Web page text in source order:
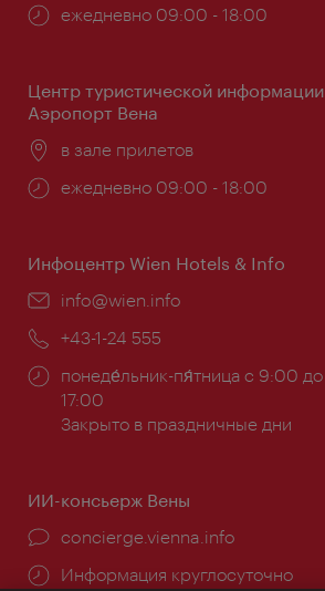
Часы
ежедневно 09:00 - 18:00
Центр туристической информации
Аэропорт Вена
Расположение:
в зале прилетов
Часы
ежедневно 09:00 - 18:00
Инфоцентр Wien Hotels & Info
Эл.
info@wien.info
Телефон:
+43-1-24 555
Часы
работы:
понеде́льник-пя́тница с 9:00 до
17:00
Закрыто в праздничные дни
ИИ-консьерж Вены
concierge.vienna.info
Информация круглосуточно